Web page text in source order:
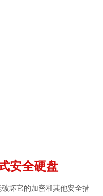
安全硬盘
坏它的加密和其他安全措